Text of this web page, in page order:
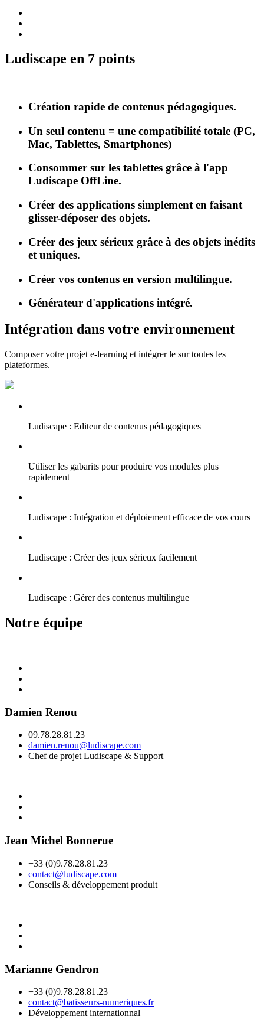
Ludiscape en 7 points
Création rapide de contenus pédagogiques.
Un seul contenu = une compatibilité totale (PC,
Mac, Tablettes, Smartphones)
Consommer sur les tablettes grâce à l'app
Ludiscape OffLine.
Créer des applications simplement en faisant
glisser-déposer des objets.
Créer des jeux sérieux grâce à des objets inédits
et uniques.
Créer vos contenus en version multilingue.
Générateur d'applications intégré.
Intégration dans votre environnement
Composer votre projet e-learning et intégrer le sur toutes les
plateformes.
Ludiscape : Editeur de contenus pédagogiques
Utiliser les gabarits pour produire vos modules plus
rapidement
Ludiscape : Intégration et déploiement efficace de vos cours
Ludiscape : Créer des jeux sérieux facilement
Ludiscape : Gérer des contenus multilingue
Notre équipe
Damien Renou
09.78.28.81.23
damien.renou@ludiscape.com
Chef de projet Ludiscape & Support
Jean Michel Bonnerue
+33 (0)9.78.28.81.23
contact@ludiscape.com
Conseils & développement produit
Marianne Gendron
+33 (0)9.78.28.81.23
contact@batisseurs-numeriques.fr
Développement internationnal